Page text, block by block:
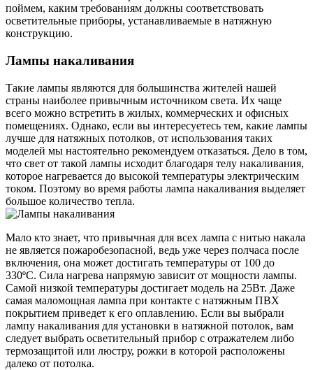
поймем, каким требованиям должны соответствовать
осветительные приборы, устанавливаемые в натяжную
конструкцию.
Лампы накаливания
Такие лампы являются для большинства жителей нашей
страны наиболее привычным источником света. Их чаще
всего можно встретить в жилых, коммерческих и офисных
помещениях. Однако, если вы интересуетесь тем, какие лампы
лучше для натяжных потолков, от использования таких
моделей мы настоятельно рекомендуем отказаться. Дело в том,
что свет от такой лампы исходит благодаря телу накаливания,
которое нагревается до высокой температуры электрическим
током. Поэтому во время работы лампа накаливания выделяет
большое количество тепла.
Мало кто знает, что привычная для всех лампа с нитью накала
не является пожаробезопасной, ведь уже через полчаса после
включения, она может достигать температуры от 100 до
330ºС. Сила нагрева напрямую зависит от мощности лампы.
Самой низкой температуры достигает модель на 25Вт. Даже
самая маломощная лампа при контакте с натяжным ПВХ
покрытием приведет к его оплавлению. Если вы выбрали
лампу накаливания для установки в натяжной потолок, вам
следует выбрать осветительный прибор с отражателем либо
термозащитой или люстру, рожки в которой расположены
далеко от потолка.